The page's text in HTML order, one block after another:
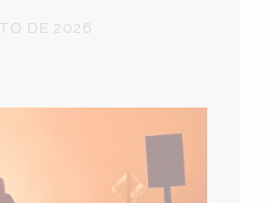
DE 2026